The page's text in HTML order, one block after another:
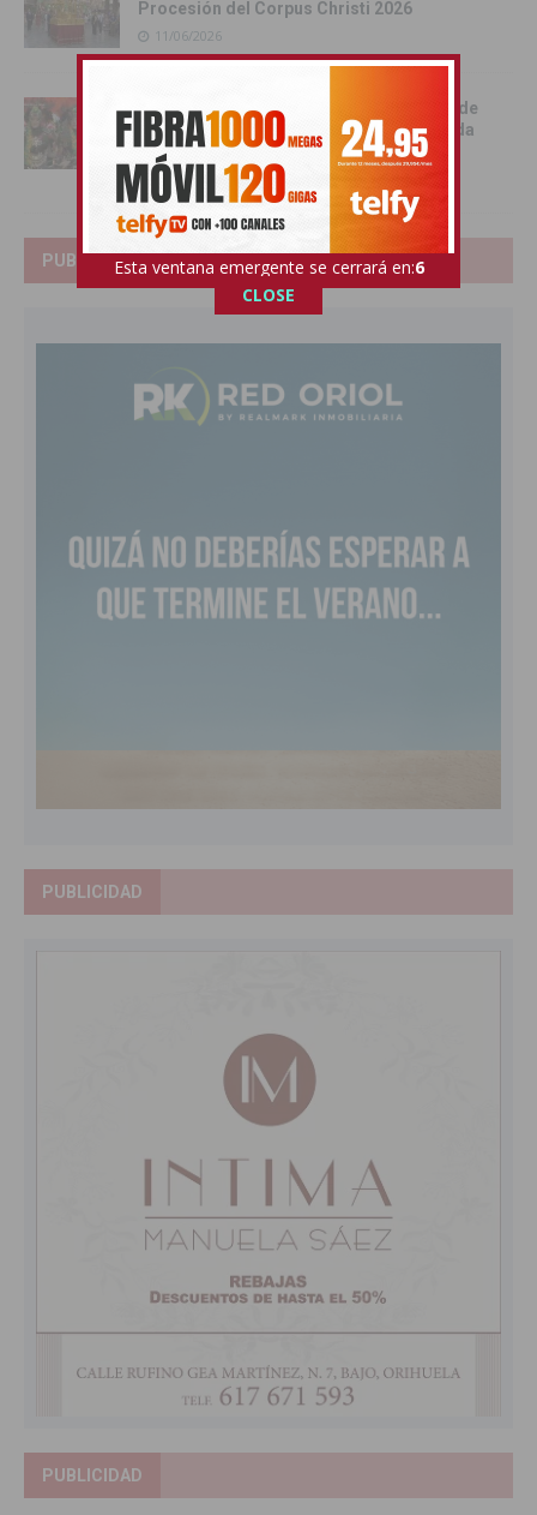
Procesión del Corpus Christi 2026
11/06/2026
Benejúzar se vuelca con la gran Entrada de
Moros y Cristianos en una intensa jornada
festiva
09/06/2026
PUBLICIDAD
PUBLICIDAD
PUBLICIDAD
Esta ventana emergente se cerrará en:5
CLOSE